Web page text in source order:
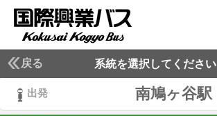
戻る 系統を選択してください
出発 南鳩ヶ谷駅